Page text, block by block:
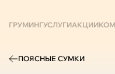
ГРУМИНГУСЛУГИАКЦИИ
ПОЯСНЫЕ СУМКИ